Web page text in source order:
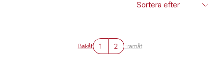
Bakåt 1 2 Framåt